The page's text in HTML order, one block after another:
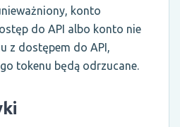
konto
do API albo konto nie
z dostępem do API,
tokenu będą odrzucane.